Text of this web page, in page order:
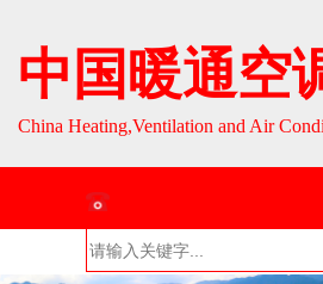
中国暖通空
China Heating,Ventilation and Air